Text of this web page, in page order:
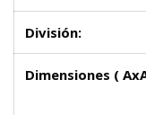
División:
Dimensiones (